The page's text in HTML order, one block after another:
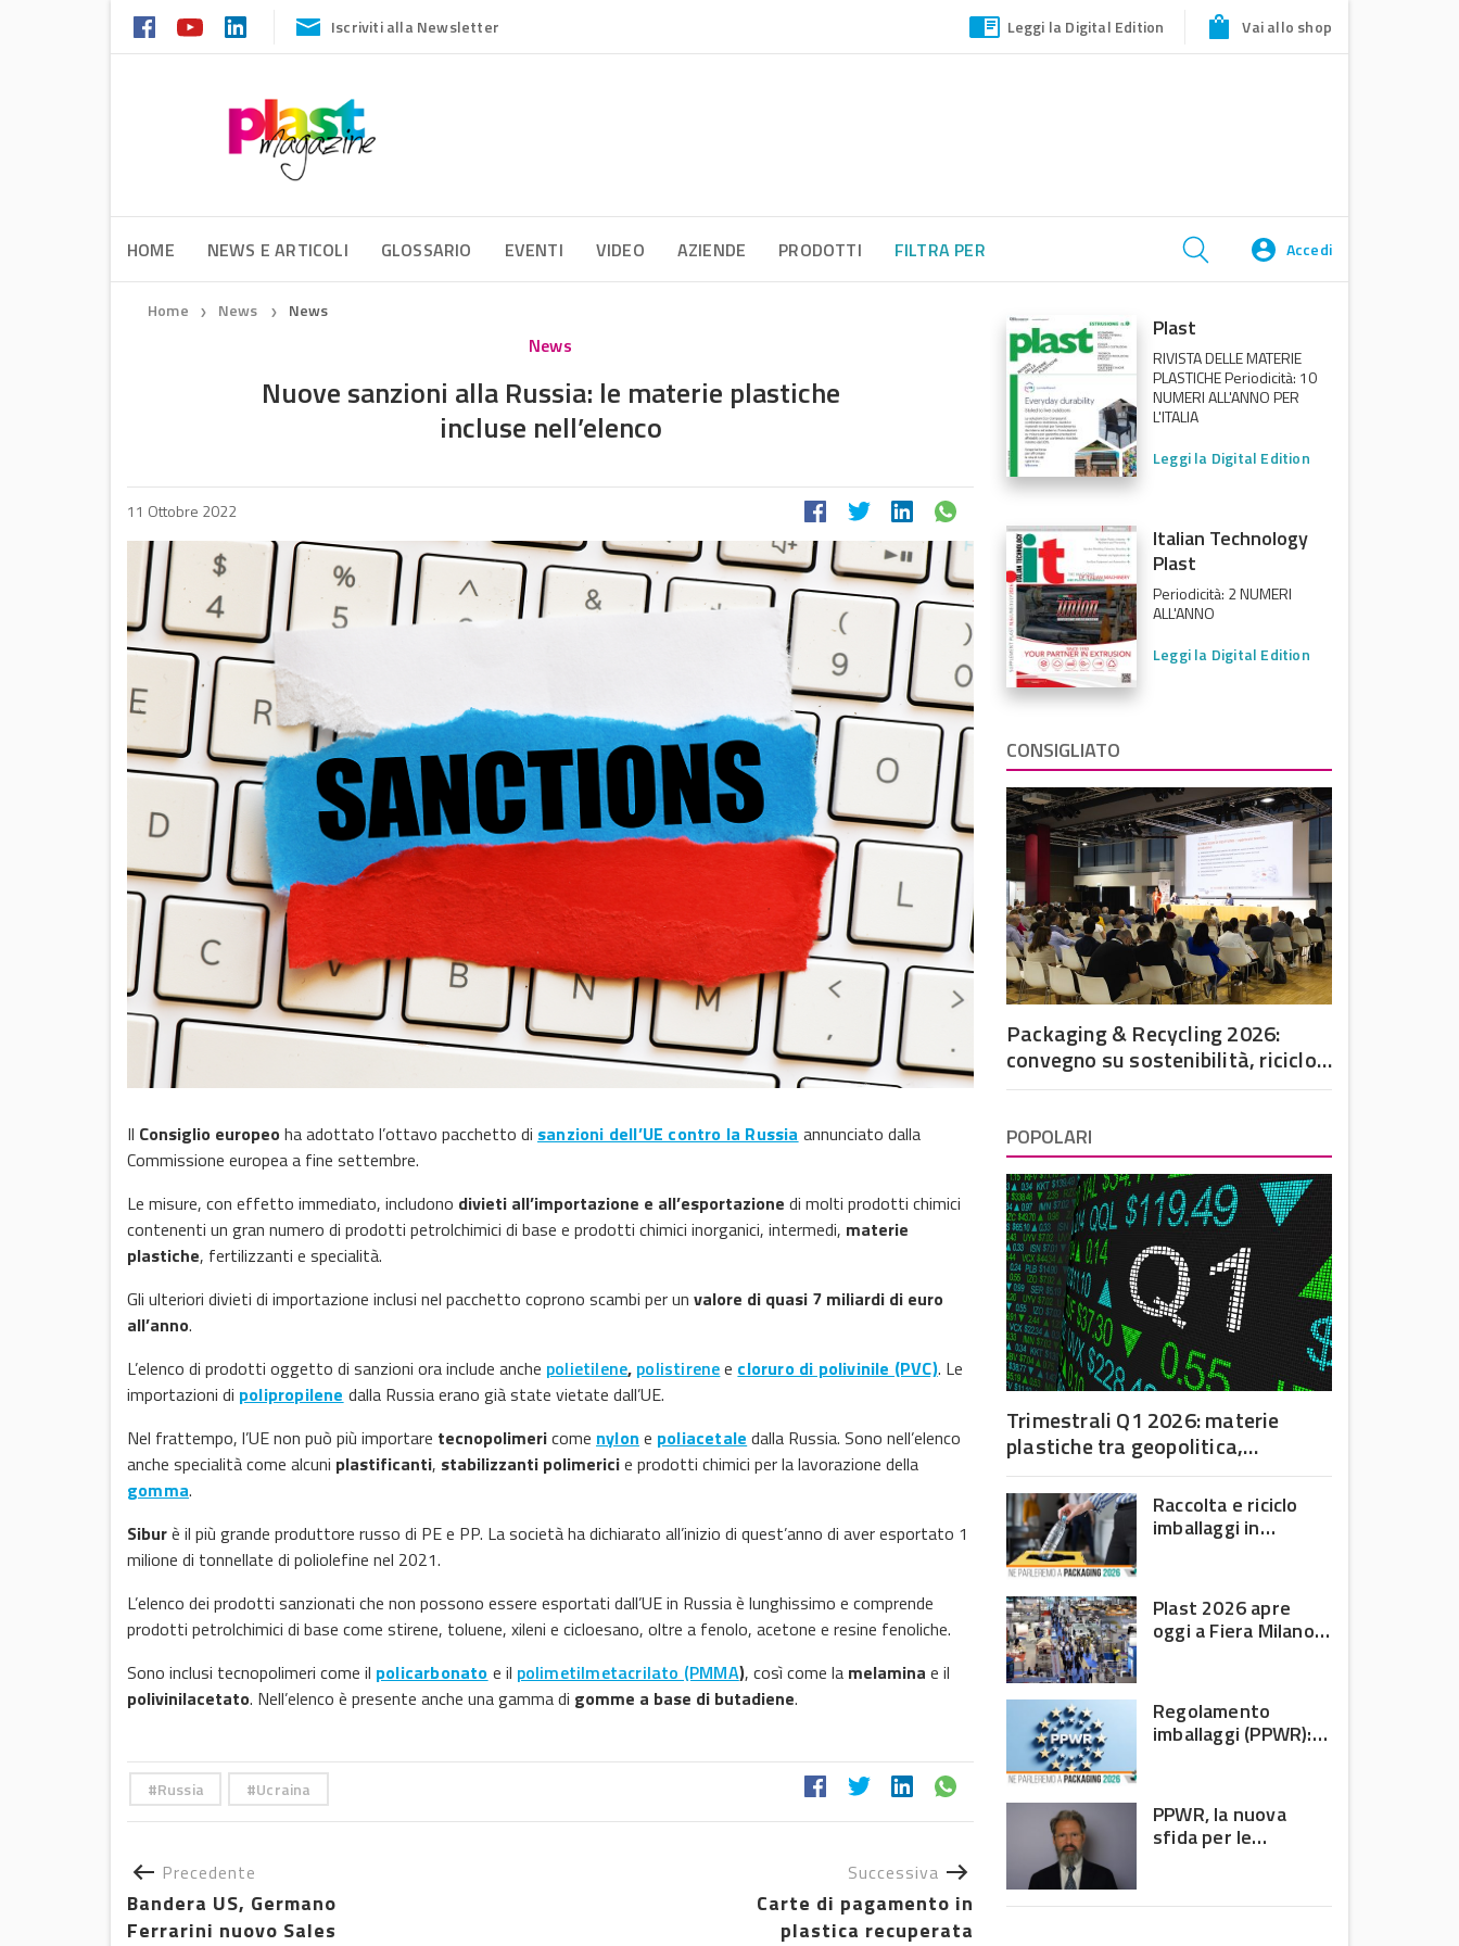
Iscriviti alla Newsletter Leggi la Digital Edition Vai allo shop
HOME NEWS E ARTICOLI GLOSSARIO EVENTI VIDEO AZIENDE PRODOTTI FILTRA PER Accedi
Home ❯ News ❯ News
News
Nuove sanzioni alla Russia: le materie plastiche
incluse nell’elenco
11 Ottobre 2022
Il Consiglio europeo ha adottato l’ottavo pacchetto di sanzioni dell’UE contro la Russia annunciato dalla
Commissione europea a fine settembre.
Le misure, con effetto immediato, includono divieti all’importazione e all’esportazione di molti prodotti chimici
contenenti un gran numero di prodotti petrolchimici di base e prodotti chimici inorganici, intermedi, materie
plastiche, fertilizzanti e specialità.
Gli ulteriori divieti di importazione inclusi nel pacchetto coprono scambi per un valore di quasi 7 miliardi di euro
all’anno.
L’elenco di prodotti oggetto di sanzioni ora include anche polietilene, polistirenee cloruro di polivinile (PVC). Le
importazioni di polipropilene dalla Russia erano già state vietate dall’UE.
Nel frattempo, l’UE non può più importare tecnopolimericome nylon e poliacetale dalla Russia. Sono nell’elenco
anche specialità come alcuni plastificanti, stabilizzanti polimericie prodotti chimici per la lavorazione della
gomma.
Siburè il più grande produttore russo di PE e PP. La società ha dichiarato all’inizio di quest’anno di aver esportato 1
milione di tonnellate di poliolefine nel 2021.
L’elenco dei prodotti sanzionati che non possono essere esportati dall’UE in Russia è lunghissimo e comprende
prodotti petrolchimici di base come stirene, toluene, xileni e cicloesano, oltre a fenolo, acetone e resine fenoliche.
Sono inclusi tecnopolimeri come il policarbonato e il polimetilmetacrilato (PMMA), così come la melamina e il
polivinilacetato. Nell’elenco è presente anche una gamma di gomme a base di butadiene.
Russia Ucraina
Precedente
Bandera US, Germano
Ferrarini nuovo Sales
Successiva
Carte di pagamento in
plastica recuperata
Plast
RIVISTA DELLE MATERIE
PLASTICHE Periodicità: 10
NUMERI ALL'ANNO PER
L'ITALIA
Leggi la Digital Edition
Italian Technology
Plast
Periodicità: 2 NUMERI
ALL'ANNO
Leggi la Digital Edition
CONSIGLIATO
Packaging & Recycling 2026:
convegno su sostenibilità, riciclo
e futuro dell’imballaggio in
POPOLARI
Trimestrali Q1 2026: materie
plastiche tra geopolitica,
domanda debole e corsa
all’efficienza Raccolta e riciclo
imballaggi in
e PPWR
Plast 2026 apre
oggi a Fiera Milano
plastiche
Regolamento
imballaggi (PPWR):
PPWR, la nuova
sfida per le
produce imballaggi